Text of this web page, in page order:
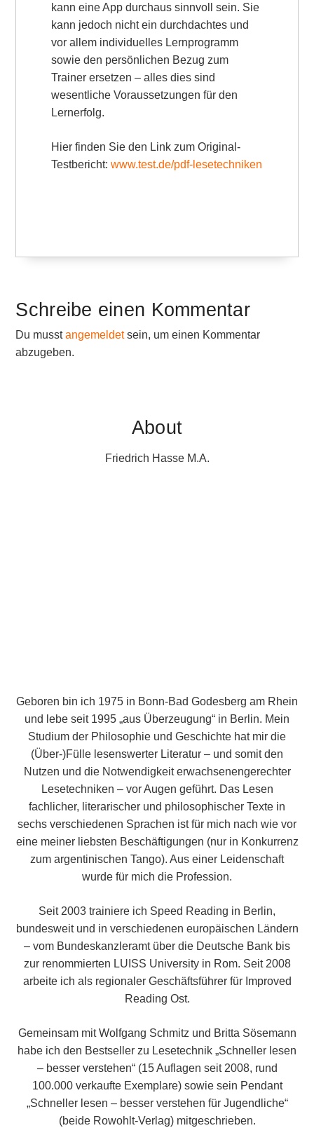
kann eine App durchaus sinnvoll sein. Sie
kann jedoch nicht ein durchdachtes und
vor allem individuelles Lernprogramm
sowie den persönlichen Bezug zum
Trainer ersetzen – alles dies sind
wesentliche Voraussetzungen für den
Lernerfolg.
Hier finden Sie den Link zum Original-
Testbericht:www.test.de/pdf-lesetechniken
Schreibe einen Kommentar
Du musstangemeldetsein, um einen Kommentar
abzugeben.
About
Friedrich Hasse M.A.
Geboren bin ich 1975 in Bonn-Bad Godesberg am Rhein
und lebe seit 1995 „aus Überzeugung“ in Berlin. Mein
Studium der Philosophie und Geschichte hat mir die
(Über-)Fülle lesenswerter Literatur – und somit den
Nutzen und die Notwendigkeit erwachsenengerechter
Lesetechniken – vor Augen geführt. Das Lesen
fachlicher, literarischer und philosophischer Texte in
sechs verschiedenen Sprachen ist für mich nach wie vor
eine meiner liebsten Beschäftigungen (nur in Konkurrenz
zum argentinischen Tango). Aus einer Leidenschaft
wurde für mich die Profession.
Seit 2003 trainiere ich Speed Reading in Berlin,
bundesweit und in verschiedenen europäischen Ländern
– vom Bundeskanzleramt über die Deutsche Bank bis
zur renommierten LUISS University in Rom. Seit 2008
arbeite ich als regionaler Geschäftsführer für Improved
Reading Ost.
Gemeinsam mit Wolfgang Schmitz und Britta Sösemann
habe ich den Bestseller zu Lesetechnik „Schneller lesen
– besser verstehen“ (15 Auflagen seit 2008, rund
100.000 verkaufte Exemplare) sowie sein Pendant
„Schneller lesen – besser verstehen für Jugendliche“
(beide Rowohlt-Verlag) mitgeschrieben.